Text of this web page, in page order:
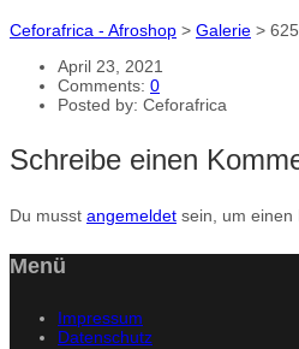
Ceforafrica - Afroshop > Galerie > 625
April 23, 2021
Comments: 0
Posted by: Ceforafrica
Schreibe einen
Du musst angemeldet sein, um einen
Menü
Impressum
Datenschutz